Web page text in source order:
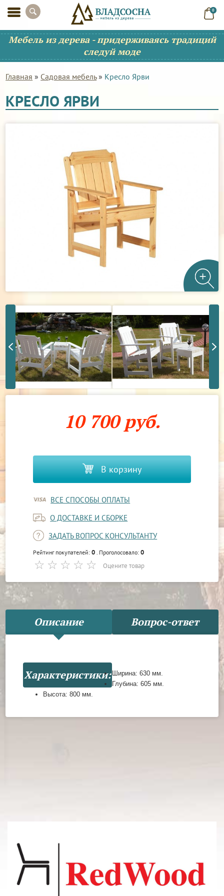
0
Мебель из дерева - придерживаясь традиций
следуй моде
Главная » Садовая мебель» Кресло Ярви
КРЕСЛО ЯРВИ
10 700 руб.
В корзину
ВСЕ СПОСОБЫ ОПЛАТЫ
О ДОСТАВКЕ И СБОРКЕ
ЗАДАТЬ ВОПРОС КОНСУЛЬТАНТУ
Рейтинг покупателей:0 . Проголосовало:0
Оцените товар
Описание Вопрос-ответ
Характеристики:Ширина: 630 мм.
Глубина: 605 мм.
Высота:800 мм.